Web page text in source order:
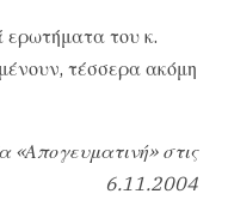
του κ.
τέσσερα ακόμη
«Απογευματινή» στις
6.11.2004